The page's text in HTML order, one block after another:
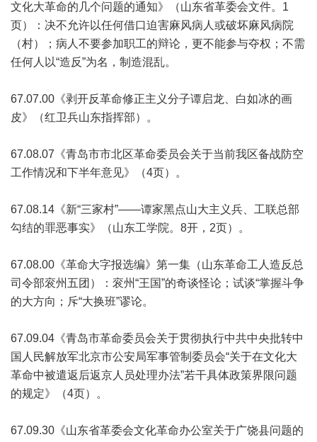
文化大革命的几个问题的通知》（山东省革委会文件。1
页）：决不允许以任何借口迫害麻风病人或破坏麻风病院
（村）；病人不要参加职工的辩论，更不能参与夺权；不需
任何人以“造反”为名，制造混乱。
67.07.00《剥开反革命修正主义分子谭启龙、白如冰的画
皮》（红卫兵山东指挥部）。
67.08.07《青岛市市北区革命委员会关于当前我区备战防空
工作情况和下半年意见》（4页）。
67.08.14《新“三家村”——谭家黑点山大主义兵、工联总部
勾结的罪恶事实》（山东工学院。8开，2页）。
67.08.00《革命大字报选编》第一集（山东革命工人造反总
司令部衮州五团）：衮州“王国”的奇谈怪论；试谈“掌握斗争
的大方向；斥“大换班”谬论。
67.09.04《青岛市革命委员会关于贯彻执行中共中央批转中
国人民解放军北京市公安局军事管制委员会“关于在文化大
革命中被遣返后返京人员处理办法”若干具体政策界限问题
的规定》（4页）。
67.09.30《山东省革委会文化革命办公室关于广饶县问题的